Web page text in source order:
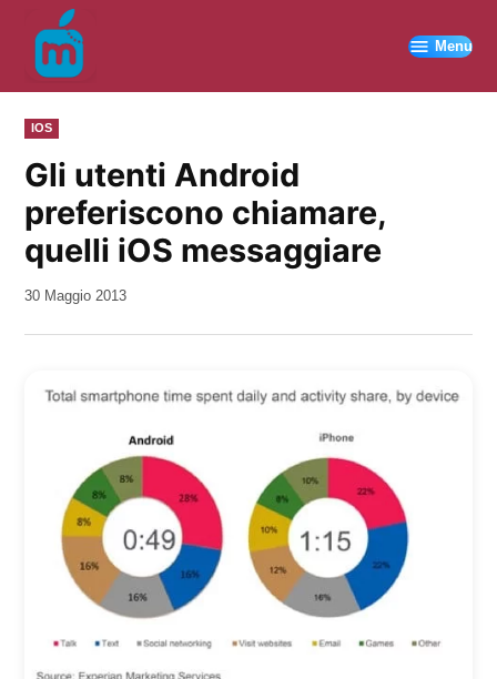
contenuto
Menu
PUBBLICATO
IN
IOS
Gli utenti Android
preferiscono chiamare,
quelli iOS messaggiare
da
30 Maggio 2013